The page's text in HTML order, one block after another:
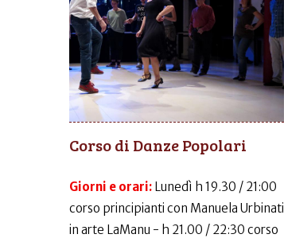
Corso di Danze Popolari
Giorni e orari: Lunedì h 19.30 / 21:00
corso principianti con Manuela Urbinati
in arte LaManu - h 21.00 / 22:30 corso